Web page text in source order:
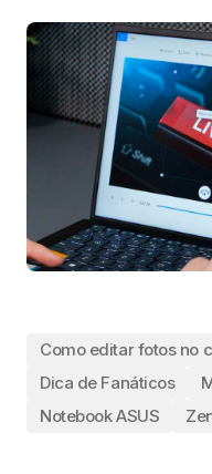
Como editar fotos no
Dica de Fanáticos
Notebook ASUS